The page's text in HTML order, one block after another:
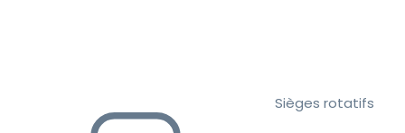
Sièges rotatifs